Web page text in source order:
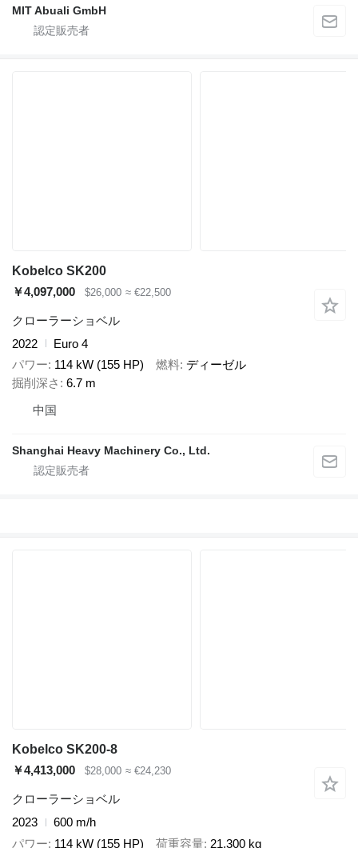
MIT Abuali GmbH
Kobelco SK200
￥4,097,000
$26,000 ≈ €22,500
クローラーショベル
2022
Euro 4
パワー 114 kW (155 HP) 燃料 ディーゼル
掘削深さ
6.7 m
中国
Shanghai Heavy Machinery Co., Ltd.
Kobelco SK200-8
￥4,413,000
$28,000 ≈ €24,230
クローラーショベル
2023
600 m/h
パワー 114 kW (155 HP) 荷重容量 21,300 kg